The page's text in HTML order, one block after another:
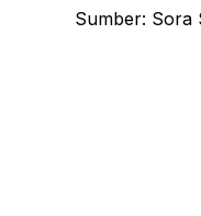
Sumber: Sora